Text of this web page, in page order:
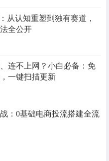
从认知重塑到独有赛道，
全公开
连不上网？小白必备：免
一键扫描更新
：0基础电商投流搭建全流